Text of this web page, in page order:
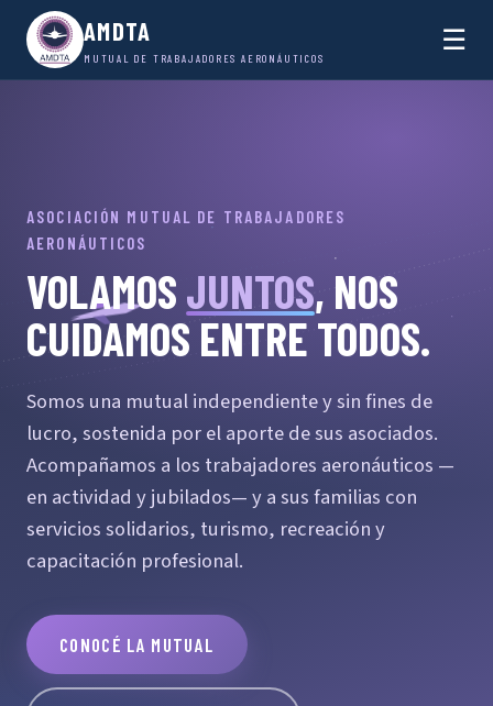
AMDTA
MUTUAL DE TRABAJADORES AERONÁUTICOS
☰
ASOCIACIÓN MUTUAL DE TRABAJADORES
AERONÁUTICOS
VOLAMOS JUNTOS, NOS
CUIDAMOS ENTRE TODOS.
Somos una mutual independiente y sin fines de
lucro, sostenida por el aporte de sus asociados.
Acompañamos a los trabajadores aeronáuticos —
en actividad y jubilados— y a sus familias con
servicios solidarios, turismo, recreación y
capacitación profesional.
CONOCÉ LA MUTUAL